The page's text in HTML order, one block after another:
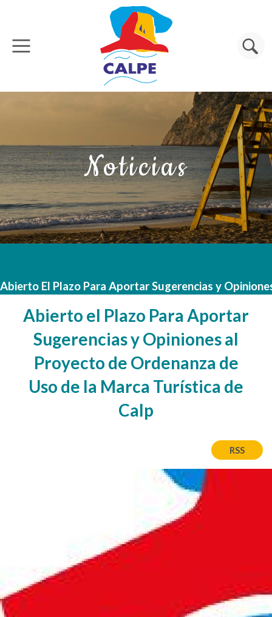
Pasar al contenido principal
Buscar
Noticias
Abierto El Plazo Para Aportar Sugerencias y
Abierto el Plazo Para Aportar
Sugerencias y Opiniones al
Proyecto de Ordenanza de
Uso de la Marca Turística de
Calp
RSS